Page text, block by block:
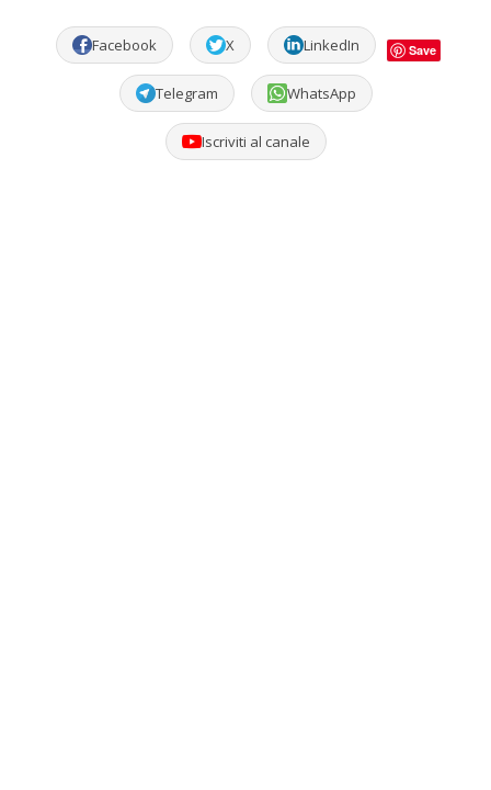
Facebook X LinkedIn Save
Telegram WhatsApp
Iscriviti al canale